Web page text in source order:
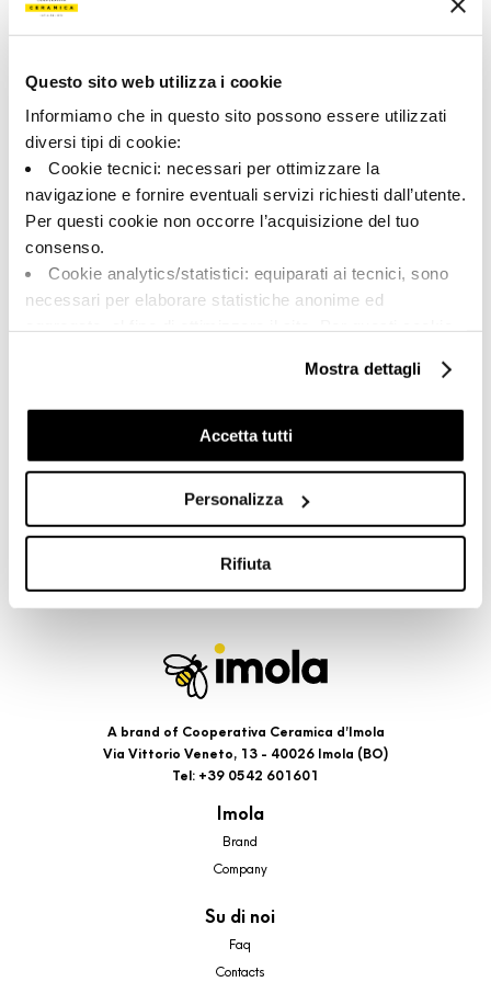
Questo sito web utilizza i cookie
Informiamo che in questo sito possono essere utilizzati
diversi tipi di cookie:
Cookie tecnici: necessari per ottimizzare la
navigazione e fornire eventuali servizi richiesti dall’utente.
Per questi cookie non occorre l’acquisizione del tuo
consenso.
Cookie analytics/statistici: equiparati ai tecnici, sono
necessari per elaborare statistiche anonime ed
Cookie di profilazione/marketing: sono utilizzati, solo
previo tuo consenso, per esaminare le tue abitudini di
navigazione e mostrarti quindi avvisi pubblicitari mirati, in
linea con le tue preferenze.
cookie di profilazione, selezionando uno dei bottoni sotto
riportati. Puoi avere maggiori dettagli visionando
l’Informativa estesa cookie. La chiusura del presente
banner comporterà il permanere dei soli cookie tecnici ed
comunque modificare le tue scelte in qualsiasi momento,
accedendo al link presente nel footer.
Mostra dettagli
Accetta tutti
Personalizza
Rifiuta
192287 | REPLAY 36WX RM
Collection
00923
Blanc pur
Catégorie:
Fond
Format:
naturel
Aspect superficiel:
mat
Stonalisation:
Share:
A brand of Cooperativa Ceramica d’Imola
Via Vittorio Veneto, 13 - 40026 Imola (BO)
Tel: +39 0542 601601
Imola
Brand
Company
Su di noi
Faq
Contacts